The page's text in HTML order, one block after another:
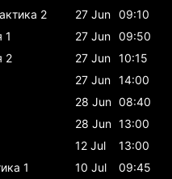
2 27 Jun 09:10
1 27 Jun 09:50
2 27 Jun 10:15
27 Jun 14:00
28 Jun 08:40
28 Jun 13:00
12 Jul
13:00
1 10 Jul
09:45